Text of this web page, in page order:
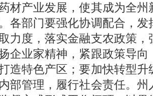
材产业发展，使其成为全
各部门要强化协调配合，
力度，落实金融支农政策
企业家精神，紧跟政策导
造特色产区；要加快转型
部管理，履行社会责任。